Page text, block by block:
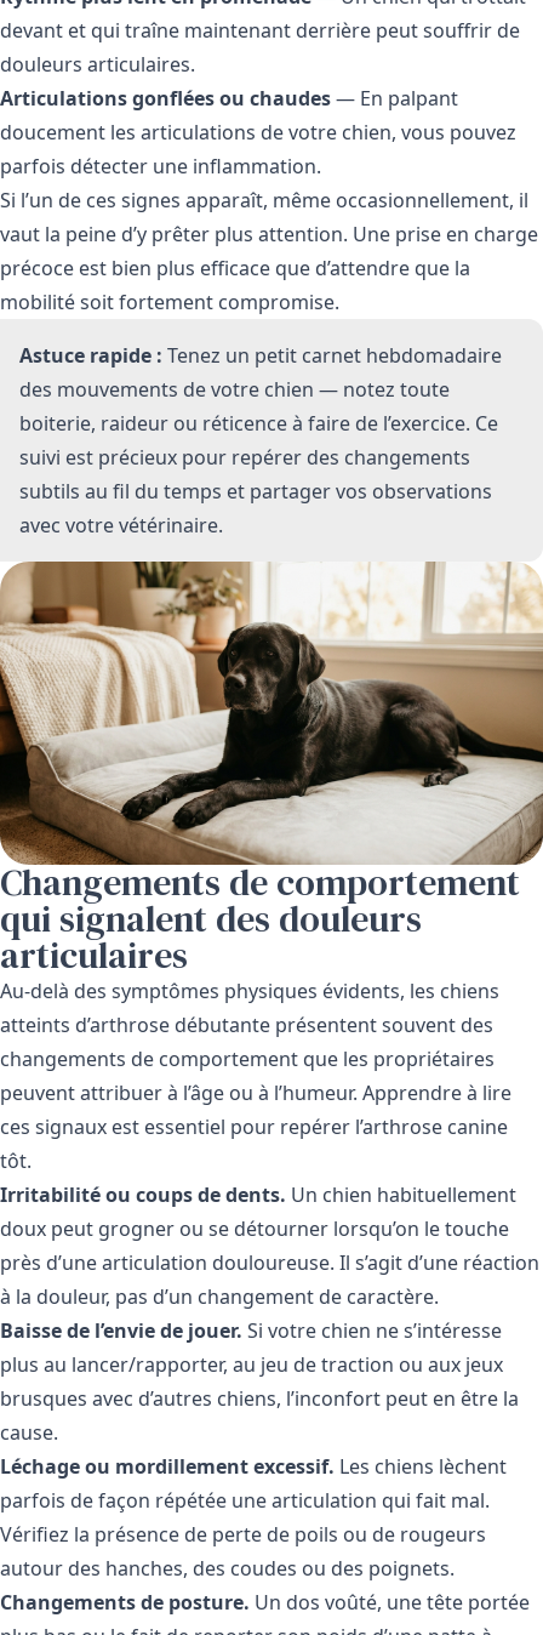
devant et qui traîne maintenant derrière peut souffrir de
douleurs articulaires.
Articulations gonflées ou chaudes— En palpant
doucement les articulations de votre chien, vous pouvez
parfois détecter une inflammation.
Si l’un de ces signes apparaît, même occasionnellement, il
vaut la peine d’y prêter plus attention. Une prise en charge
précoce est bien plus efficace que d’attendre que la
mobilité soit fortement compromise.
Astuce rapide : Tenez un petit carnet hebdomadaire
des mouvements de votre chien — notez toute
boiterie, raideur ou réticence à faire de l’exercice. Ce
suivi est précieux pour repérer des changements
subtils au fil du temps et partager vos observations
avec votre vétérinaire.
Changements de comportement
qui signalent des douleurs
articulaires
Au-delà des symptômes physiques évidents, les chiens
atteints d’arthrose débutante présentent souvent des
changements de comportement que les propriétaires
peuvent attribuer à l’âge ou à l’humeur. Apprendre à lire
ces signaux est essentiel pour repérer l’arthrose canine
tôt.
Irritabilité ou coups de dents. Un chien habituellement
doux peut grogner ou se détourner lorsqu’on le touche
près d’une articulation douloureuse. Il s’agit d’une réaction
à la douleur, pas d’un changement de caractère.
Baisse de l’envie de jouer. Si votre chien ne s’intéresse
plus au lancer/rapporter, au jeu de traction ou aux jeux
brusques avec d’autres chiens, l’inconfort peut en être la
cause.
Léchage ou mordillement excessif. Les chiens lèchent
parfois de façon répétée une articulation qui fait mal.
Vérifiez la présence de perte de poils ou de rougeurs
autour des hanches, des coudes ou des poignets.
Changements de posture. Un dos voûté, une tête portée